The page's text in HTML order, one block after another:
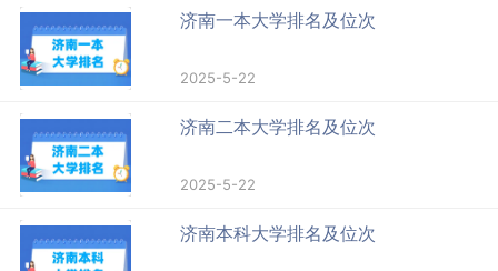
济南一本大学排名及位次
2025-5-22
济南二本大学排名及位次
2025-5-22
济南本科大学排名及位次